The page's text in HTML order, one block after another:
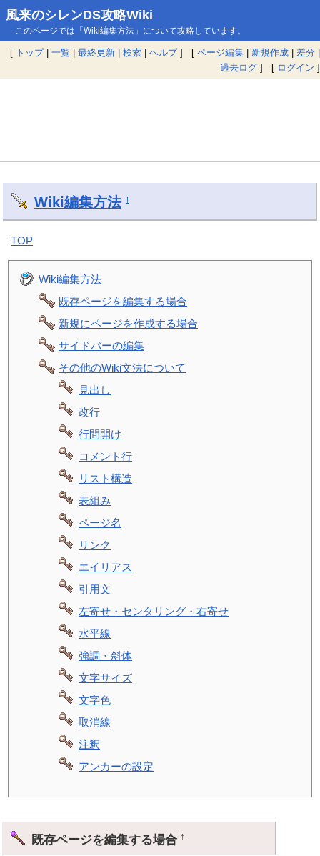
風来のシレンDS攻略Wiki
このページでは「Wiki編集方法」について攻略しています。
[ トップ| 一覧 | 最終更新 | 検索 | ヘルプ] [ ページ編集 | 新規作成 | 差分 |
過去ログ ] [ ログイン ]
Wiki編集方法 †
TOP
Wiki編集方法
既存ページを編集する場合
新規にページを作成する場合
サイドバーの編集
その他のWiki文法について
見出し
改行
行間開け
コメント行
リスト構造
表組み
ページ名
リンク
エイリアス
引用文
左寄せ・センタリング・右寄せ
水平線
強調・斜体
文字サイズ
文字色
取消線
注釈
アンカーの設定
既存ページを編集する場合†